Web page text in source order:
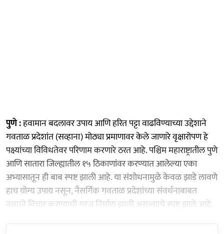
पुणे :हवामान बदलावर उपाय आणि हरित पट्टा वाढविण्याच्या उद्देशाने
गवताळ प्रदेशांत (सव्हाना) मोठ्या प्रमाणावर केले जाणारे वृक्षारोपण हे
पक्ष्यांच्या विविधतेवर परिणाम करणारे ठरत आहे. पश्चिम महाराष्ट्रातील पुणे
आणि सातारा जिल्ह्यातील १५ ठिकाणांवर करण्यात आलेल्या एका
अभ्यासातून ही बाब स्पष्ट झाली आहे. या संशोधनामुळे केवळ झाडे लावणे
हाच योग्य उपाय नसून, नैसर्गिक गवताळ प्रदेशांच्या संवर्धनाबाबत
नव्याने विचार करण्याची गरज निर्माण झाली असल्याचे स्पष्ट झाले आहे.